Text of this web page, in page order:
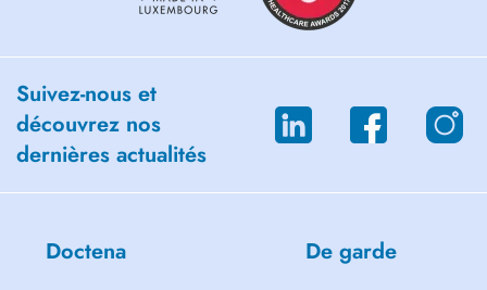
Suivez-nous et
découvrez nos
dernières actualités
Doctena De garde